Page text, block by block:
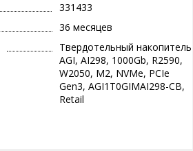
331433
36 месяцев
Твердотельный накопитель
AGI, AI298, 1000Gb, R2590,
W2050, M2, NVMe, PCIe
Gen3, AGI1T0GIMAI298-CB,
Retail